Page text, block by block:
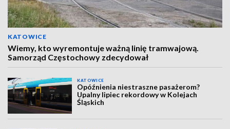
KATOWICE
Wiemy, kto wyremontuje ważną linię tramwajową.
Samorząd Częstochowy zdecydował
KATOWICE
Opóźnienia niestraszne pasażerom?
Upalny lipiec rekordowy w Kolejach
Śląskich